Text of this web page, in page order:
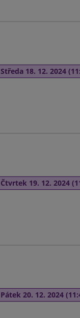
Středa 18. 12. 2024
Čtvrtek 19. 12. 2024
Pátek 20. 12. 2024